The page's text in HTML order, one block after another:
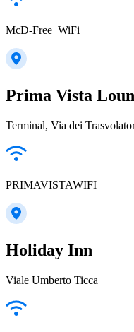
McD-Free_WiFi
Prima Vista
Terminal, Via dei
PRIMAVISTAWIFI
Holiday Inn
Viale Umberto Ticca